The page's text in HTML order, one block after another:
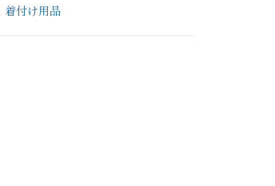
着付け用品